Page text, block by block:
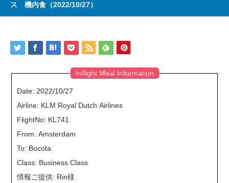
ス 機内食（2022/10/27）
Inflight Meal Information
Date: 2022/10/27
Airline: KLM Royal Dutch Airlines
FlightNo: KL741
From: Amsterdam
To: Bocota
Class: Business Class
情報ご提供: Rin様